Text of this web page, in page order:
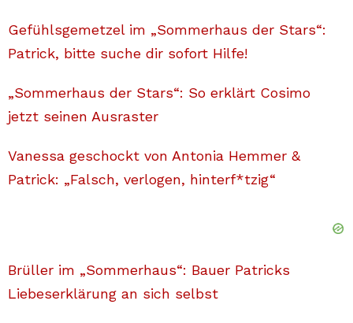
Gefühlsgemetzel im „Sommerhaus der Stars“:
Patrick, bitte suche dir sofort Hilfe!
„Sommerhaus der Stars“: So erklärt Cosimo
jetzt seinen Ausraster
Vanessa geschockt von Antonia Hemmer &
Patrick: „Falsch, verlogen, hinterf*tzig“
Brüller im „Sommerhaus“: Bauer Patricks
Liebeserklärung an sich selbst